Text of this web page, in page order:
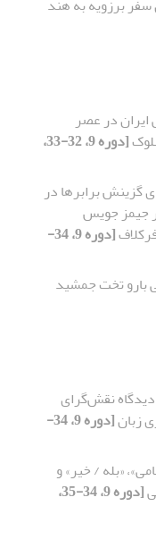
در عصر
[دوره 9، 32-33،
گزینش برابرها در
جیمز جویس
[دوره 9، 34-
بارو تخت جمشید
نقش‌گرای
زبان
[دوره 9، 34-
«بله / خیر» و
[دوره 9، 34-35،